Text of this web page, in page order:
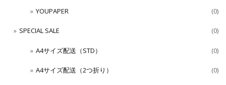
YOUPAPER (0)
SPECIAL SALE (0)
A4サイズ配送（STD） (0)
A4サイズ配送（2つ折り） (0)